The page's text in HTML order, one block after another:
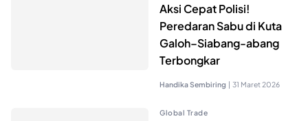
Aksi Cepat Polisi!
Peredaran Sabu di Kuta
Galoh–Siabang-abang
Terbongkar
Handika Sembiring | 31 Maret 2026
Global Trade